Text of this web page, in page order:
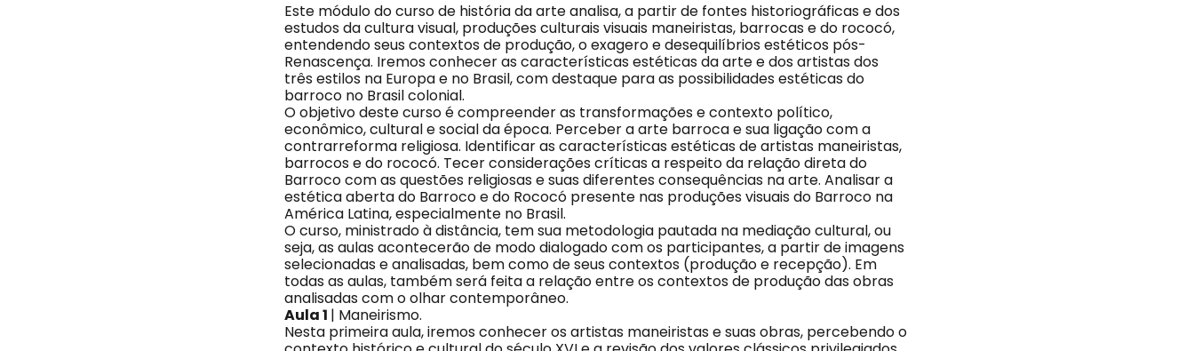
Este módulo do curso de história da arte analisa, a partir de fontes historiográficas e dos
estudos da cultura visual, produções culturais visuais maneiristas, barrocas e do rococó,
entendendo seus contextos de produção, o exagero e desequilíbrios estéticos pós-
Renascença. Iremos conhecer as características estéticas da arte e dos artistas dos
três estilos na Europa e no Brasil, com destaque para as possibilidades estéticas do
barroco no Brasil colonial.
O objetivo deste curso é compreender as transformações e contexto político,
econômico, cultural e social da época. Perceber a arte barroca e sua ligação com a
contrarreforma religiosa. Identificar as características estéticas de artistas maneiristas,
barrocos e do rococó. Tecer considerações críticas a respeito da relação direta do
Barroco com as questões religiosas e suas diferentes consequências na arte. Analisar a
estética aberta do Barroco e do Rococó presente nas produções visuais do Barroco na
América Latina, especialmente no Brasil.
O curso, ministrado à distância, tem sua metodologia pautada na mediação cultural, ou
seja, as aulas acontecerão de modo dialogado com os participantes, a partir de imagens
selecionadas e analisadas, bem como de seus contextos (produção e recepção). Em
todas as aulas, também será feita a relação entre os contextos de produção das obras
analisadas com o olhar contemporâneo.
Aula 1 | Maneirismo.
Nesta primeira aula, iremos conhecer os artistas maneiristas e suas obras, percebendo o